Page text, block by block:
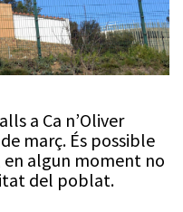
a Ca n’Oliver
març. És possible
algun moment no
del poblat.